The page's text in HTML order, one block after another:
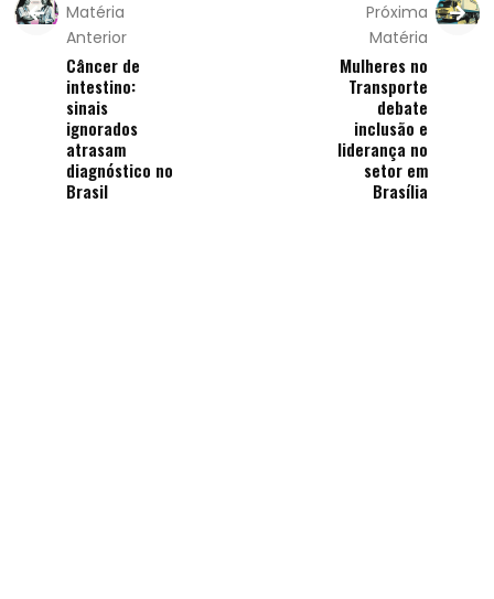
Matéria
Anterior
Câncer de
intestino:
sinais
ignorados
atrasam
diagnóstico no
Brasil
Próxima
Matéria
Mulheres no
Transporte
debate
inclusão e
liderança no
setor em
Brasília